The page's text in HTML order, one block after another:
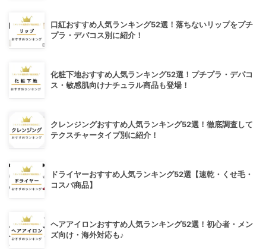
口紅おすすめ人気ランキング52選！落ちないリップをプチ
プラ・デパコス別に紹介！
化粧下地おすすめ人気ランキング52選！プチプラ・デパコ
ス・敏感肌向けナチュラル商品も登場！
クレンジングおすすめ人気ランキング52選！徹底調査して
テクスチャータイプ別に紹介！
ドライヤーおすすめ人気ランキング52選【速乾・くせ毛・
コスパ商品】
ヘアアイロンおすすめ人気ランキング52選！初心者・メン
ズ向け・海外対応も♪